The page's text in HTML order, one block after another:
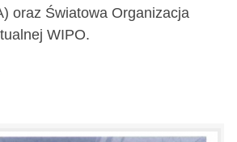
oraz Światowa Organizacja
WIPO.